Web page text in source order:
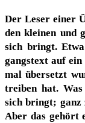
Der Leser einer
den klei­nen und
sich bringt.
gangs­text auf ein
mal über­setzt
trei­ben hat.
sich bringt; ganz
Aber das gehört